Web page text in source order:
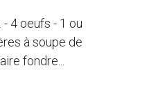
4 oeufs - 1 ou
à soupe de
fondre...